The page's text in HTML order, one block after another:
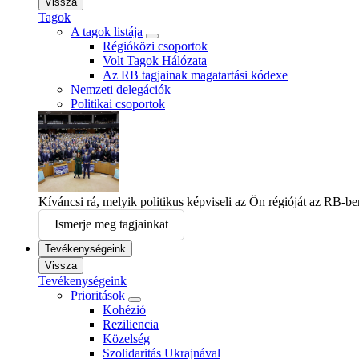
Tagok
A tagok listája
Régióközi csoportok
Volt Tagok Hálózata
Az RB tagjainak magatartási kódexe
Nemzeti delegációk
Politikai csoportok
Kíváncsi rá, melyik politikus képviseli az Ön régióját az RB-
Ismerje meg tagjainkat
Tevékenységeink
Vissza
Tevékenységeink
Prioritások
Kohézió
Reziliencia
Közelség
Szolidaritás Ukrajnával